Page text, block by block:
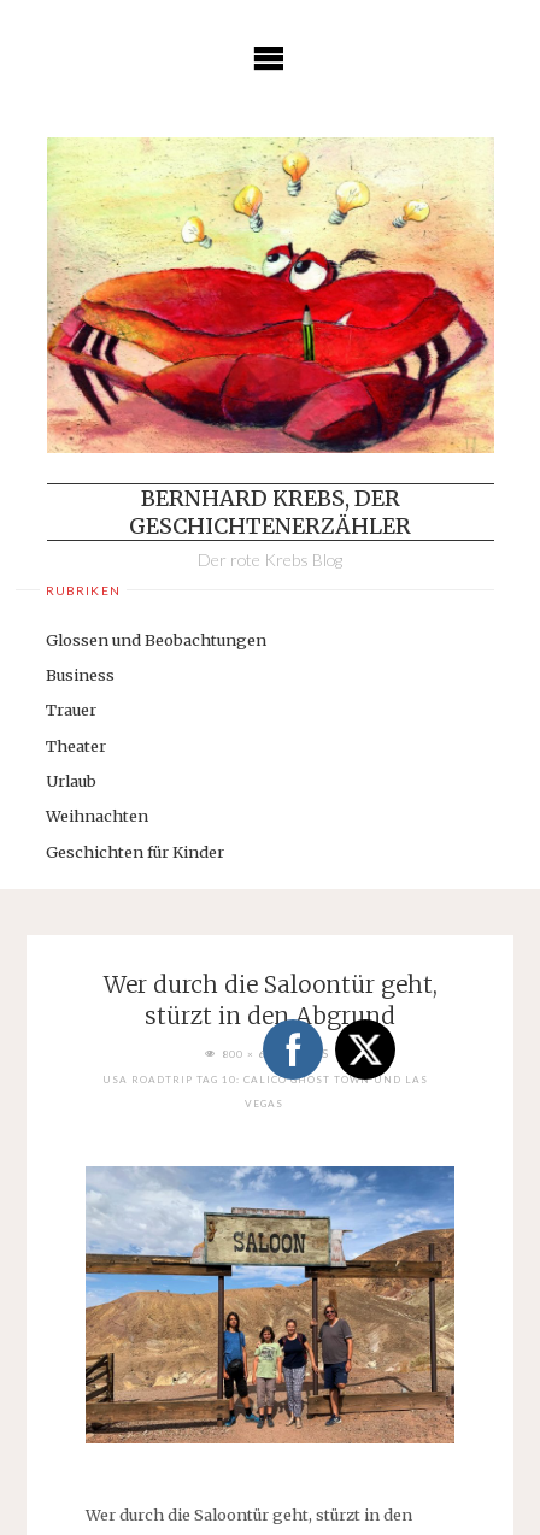
BERNHARD KREBS, DER
GESCHICHTENERZÄHLER
Der rote Krebs Blog
RUBRIKEN
Glossen und Beobachtungen
Business
Trauer
Theater
Urlaub
Weihnachten
Geschichten für Kinder
Wer durch die Saloontür geht,
stürzt in den Abgrund
FULL800 × 600 PIXELS
USA ROADTRIP TAG 10: CALICO GHOST TOWN UND LAS
VEGAS
Wer durch die Saloontür geht, stürzt in den